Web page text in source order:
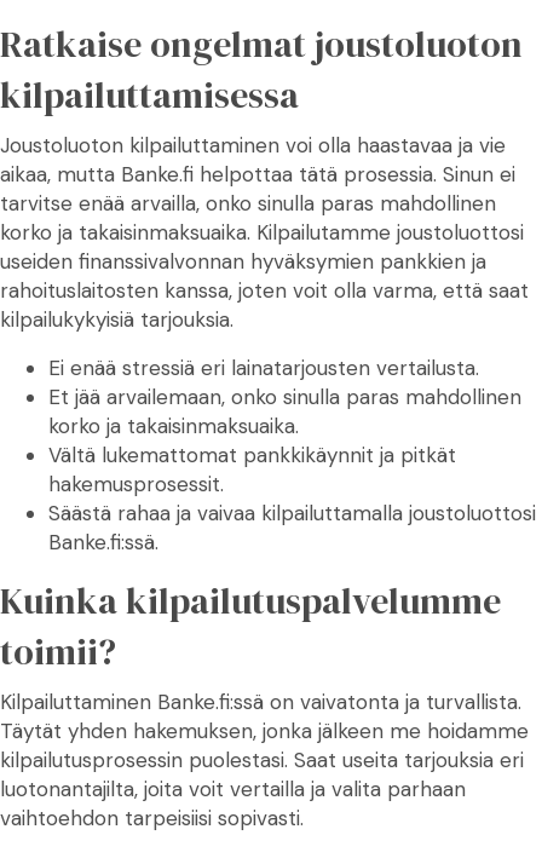
Ratkaise ongelmat joustoluoton
kilpailuttamisessa
Joustoluoton kilpailuttaminen voi olla haastavaa ja vie
aikaa, mutta Banke.fi helpottaa tätä prosessia. Sinun ei
tarvitse enää arvailla, onko sinulla paras mahdollinen
korko ja takaisinmaksuaika. Kilpailutamme joustoluottosi
useiden finanssivalvonnan hyväksymien pankkien ja
rahoituslaitosten kanssa, joten voit olla varma, että saat
kilpailukykyisiä tarjouksia.
Ei enää stressiä eri lainatarjousten vertailusta.
Et jää arvailemaan, onko sinulla paras mahdollinen
korko ja takaisinmaksuaika.
Vältä lukemattomat pankkikäynnit ja pitkät
hakemusprosessit.
Säästä rahaa ja vaivaa kilpailuttamalla joustoluottosi
Banke.fi:ssä.
Kuinka kilpailutuspalvelumme
toimii?
Kilpailuttaminen Banke.fi:ssä on vaivatonta ja turvallista.
Täytät yhden hakemuksen, jonka jälkeen me hoidamme
kilpailutusprosessin puolestasi. Saat useita tarjouksia eri
luotonantajilta, joita voit vertailla ja valita parhaan
vaihtoehdon tarpeisiisi sopivasti.